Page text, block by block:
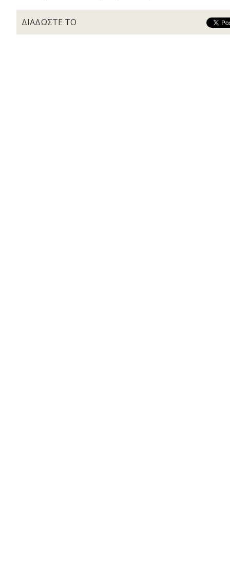
ΔΙΑΔΩΣΤΕ ΤΟ